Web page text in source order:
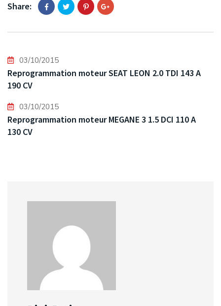
Share:
03/10/2015
Reprogrammation moteur SEAT LEON 2.0 TDI 143 A
190 CV
03/10/2015
Reprogrammation moteur MEGANE 3 1.5 DCI 110 A
130 CV